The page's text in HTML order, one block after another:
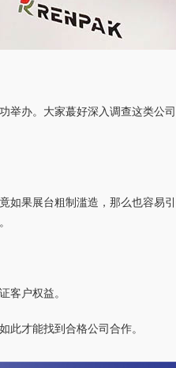
办。大家蕞好深入调查这类公
果展台粗制滥造，那么也容易
客户权益。
才能找到合格公司合作。